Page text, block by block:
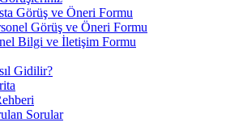
Görüş ve Öneri Formu
Görüş ve Öneri Formu
Bilgi ve İletişim Formu
Gidilir?
Sorular